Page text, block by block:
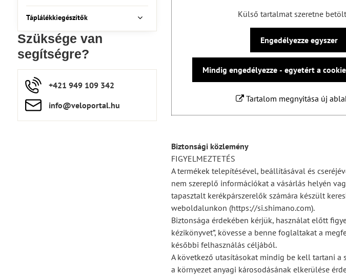
Külső tartalmat szeretne
Engedélyezze egyszer
Mindig engedélyezze - egyetért a
Tartalom megnyitása új
Biztonsági közlemény
FIGYELMEZTETÉS
A termékek telepítésével, beállításával és
nem szereplő információkat a vásárlás helyén
tapasztalt kerékpárszerelők számára készült
weboldalunkon (https://si.shimano.com).
Biztonsága érdekében kérjük, használat előtt
kézikönyvet”, kövesse a benne foglaltakat a
későbbi felhasználás céljából.
A következő utasításokat mindig be kell tartani a
a környezet anyagi károsodásának elkerülése
Táplálékkiegészítők
Szüksége van
segítségre?
+421 949 109 342
info​​@veloportal​.hu